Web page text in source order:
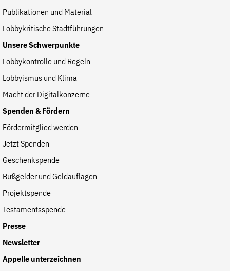
Publikationen und Material
Lobbykritische Stadtführungen
Unsere Schwerpunkte
Lobbykontrolle und Regeln
Lobbyismus und Klima
Macht der Digitalkonzerne
Spenden & Fördern
Fördermitglied werden
Jetzt Spenden
Geschenkspende
Bußgelder und Geldauflagen
Projektspende
Testamentsspende
Presse
Newsletter
Appelle unterzeichnen